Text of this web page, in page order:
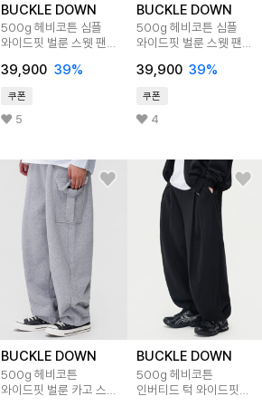
BUCKLE DOWN
500g 헤비코튼 심플
와이드핏 벌룬 스웻 팬츠
39,900 39%
쿠폰
5
BUCKLE DOWN
500g 헤비코튼 심플
와이드핏 벌룬 스웻 팬츠
39,900 39%
쿠폰
4
BUCKLE DOWN
500g 헤비코튼
와이드핏 벌룬 카고 스웻
BUCKLE DOWN
500g 헤비코튼
인버티드 턱 와이드핏